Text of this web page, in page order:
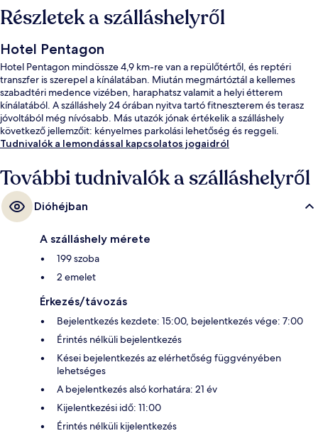
Részletek a szálláshelyről
Hotel Pentagon
Hotel Pentagon mindössze 4,9 km-re van a repülőtértől, és reptéri
transzfer is szerepel a kínálatában. Miután megmártóztál a kellemes
szabadtéri medence vizében, haraphatsz valamit a helyi étterem
kínálatából. A szálláshely 24 órában nyitva tartó fitneszterem és terasz
jóvoltából még nívósabb. Más utazók jónak értékelik a szálláshely
következő jellemzőit: kényelmes parkolási lehetőség és reggeli.
Tudnivalók a lemondással kapcsolatos jogaidról
További tudnivalók a szálláshelyről
Dióhéjban
A szálláshely mérete
199 szoba
2 emelet
Érkezés/távozás
Bejelentkezés kezdete: 15:00, bejelentkezés vége: 7:00
Érintés nélküli bejelentkezés
Kései bejelentkezés az elérhetőség függvényében
lehetséges
A bejelentkezés alsó korhatára: 21 év
Kijelentkezési idő: 11:00
Érintés nélküli kijelentkezés